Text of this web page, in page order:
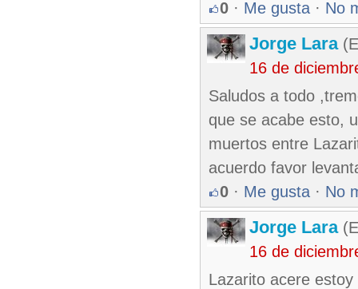
0 · Me gusta · No
Jorge Lara
16 de
Saludos a todo
que se acabe esto,
muertos entre
acuerdo favor
0 · Me gusta · No
Jorge Lara
16 de
Lazarito acere